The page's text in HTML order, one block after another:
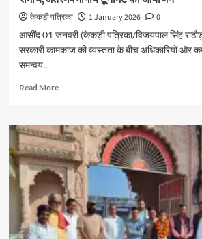
केकड़ी पत्रिका 1 January 2026
0
आसींद 01 जनवरी (केकड़ी पत्रिका/विजयपाल सिंह
सरकारी कामकाज की व्यस्तता के बीच अधिकारियों और
समन्वय...
Read More